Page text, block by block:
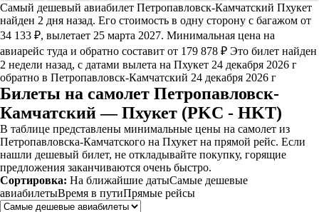
Самый дешевый авиабилет Петропавловск-Камчатский Пхукет
найден 2 дня назад. Его стоимость в одну сторону с багажом от
34 133 ₽, вылетает 25 марта 2027. Минимальная цена на
авиарейс туда и обратно составит от 179 878 ₽ Это билет найден
2 недели назад, с датами вылета на Пхукет 24 декабря 2026 г
обратно в Петропавловск-Камчатский 24 декабря 2026 г
Билеты на самолет Петропавловск-
Камчатский — Пхукет (PKC - HKT)
В таблице представлены минимальные цены на самолет из
Петропавловска-Камчатского на Пхукет на прямой рейс. Если
нашли дешевый билет, не откладывайте покупку, горящие
предложения заканчиваются очень быстро.
Сортировка: На ближайшие датыСамые дешевые
авиабилетыВремя в путиПрямые рейсы